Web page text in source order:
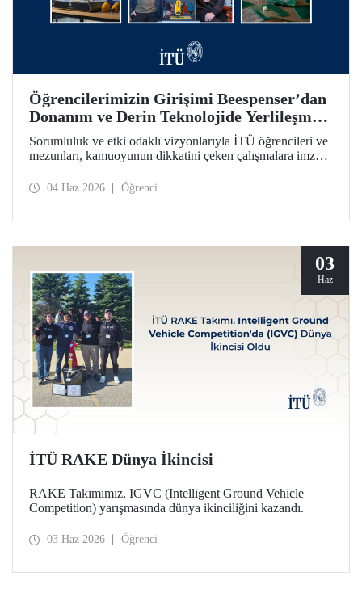
Öğrencilerimizin Girişimi Beespenser’dan
Donanım ve Derin Teknolojide Yerlileşme
İçin Dikkat Çekici Hamle
Sorumluluk ve etki odaklı vizyonlarıyla İTÜ öğrencileri ve
mezunları, kamuoyunun dikkatini çeken çalışmalara imza
yolculuğunun somutlaşan örnekleri arasında Beespenser de
04 Haz 2026 Öğrenci
03
Haz
İTÜ RAKE Dünya İkincisi
RAKE Takımımız, IGVC (Intelligent Ground Vehicle
Competition) yarışmasında dünya ikinciliğini kazandı.
03 Haz 2026 Öğrenci